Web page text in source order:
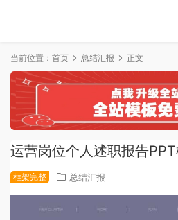
当前位置： 首页 总结汇报 正文
运营岗位个人述职报告
框架完整 总结汇报